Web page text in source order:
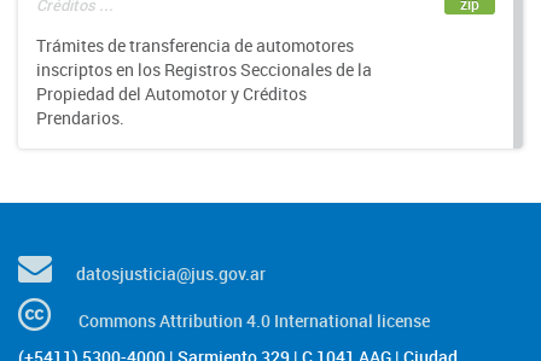
Créditos ...
Trámites de transferencia de automotores
inscriptos en los Registros Seccionales de la
Propiedad del Automotor y Créditos
Prendarios.
datosjusticia@jus.gov.ar
Commons Attribution 4.0 International license